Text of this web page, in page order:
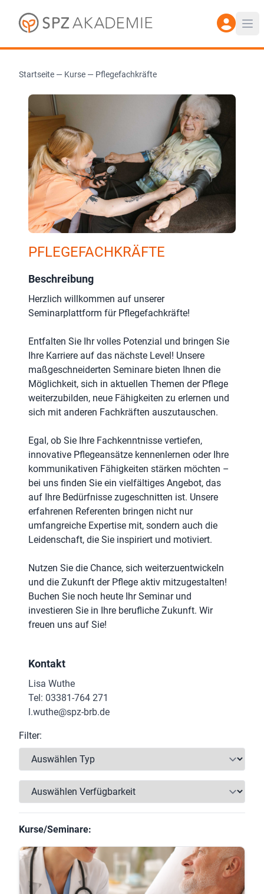
Startseite — Kurse — Pflegefachkräfte
PFLEGEFACHKRÄFTE
Beschreibung
Herzlich willkommen auf unserer
Seminarplattform für Pflegefachkräfte!
Entfalten Sie Ihr volles Potenzial und bringen Sie
Ihre Karriere auf das nächste Level! Unsere
maßgeschneiderten Seminare bieten Ihnen die
Möglichkeit, sich in aktuellen Themen der Pflege
weiterzubilden, neue Fähigkeiten zu erlernen und
sich mit anderen Fachkräften auszutauschen.
Egal, ob Sie Ihre Fachkenntnisse vertiefen,
innovative Pflegeansätze kennenlernen oder Ihre
kommunikativen Fähigkeiten stärken möchten –
bei uns finden Sie ein vielfältiges Angebot, das
auf Ihre Bedürfnisse zugeschnitten ist. Unsere
erfahrenen Referenten bringen nicht nur
umfangreiche Expertise mit, sondern auch die
Leidenschaft, die Sie inspiriert und motiviert.
Nutzen Sie die Chance, sich weiterzuentwickeln
und die Zukunft der Pflege aktiv mitzugestalten!
Buchen Sie noch heute Ihr Seminar und
investieren Sie in Ihre berufliche Zukunft. Wir
freuen uns auf Sie!
Kontakt
Lisa Wuthe
Tel: 03381-764 271
l.wuthe@spz-brb.de
Filter:
Kurse/Seminare: